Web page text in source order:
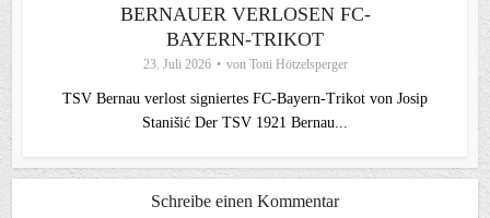
BERNAUER VERLOSEN FC-
BAYERN-TRIKOT
23. Juli 2026 von Toni Hötzelsperger
TSV Bernau verlost signiertes FC‑Bayern‑Trikot von Josip
Stanišić Der TSV 1921 Bernau...
Schreibe einen Kommentar